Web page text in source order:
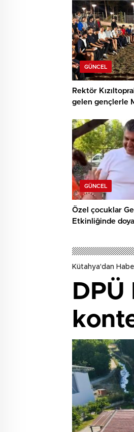
GÜNCEL
Rektör
gelen gençlerle
GÜNCEL
Özel çocuklar
Etkinliğinde
Kütahya'dan